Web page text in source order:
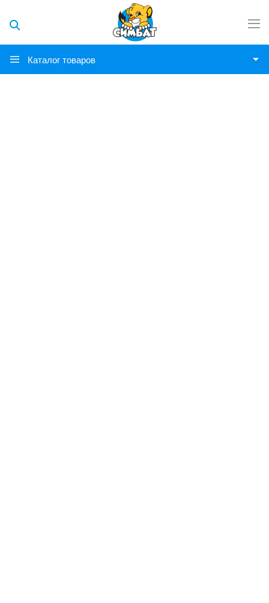
Каталог товаров